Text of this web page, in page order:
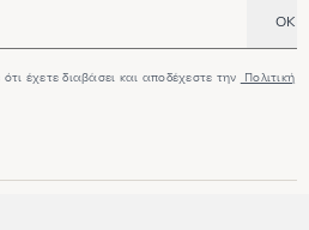
OK
έχετε διαβάσει και αποδέχεστε την
Πολιτική